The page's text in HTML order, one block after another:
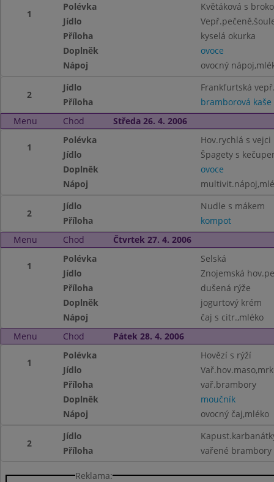
1
Polévka
Květáková s
Jídlo
Příloha
kyselá okurka
Doplněk
ovoce
Nápoj
ovocný
2
Jídlo
Frankfurtská
Příloha
bramborová kaše
Menu
Chod Středa 26. 4. 2006
1
Polévka
Hov.rychlá s vejci
Jídlo
Špagety s
Doplněk
ovoce
Nápoj
2
Jídlo
Nudle s mákem
Příloha
kompot
Menu
Chod Čtvrtek 27. 4. 2006
1
Polévka
Selská
Jídlo
Znojemská
Příloha
dušená rýže
Doplněk
jogurtový krém
Nápoj
čaj s citr.,mléko
Menu
Chod Pátek 28. 4. 2006
1
Polévka
Hovězí s rýží
Jídlo
Příloha
vař.brambory
Doplněk
moučník
Nápoj
ovocný čaj,mléko
2
Jídlo
Příloha
vařené brambory
Reklama: